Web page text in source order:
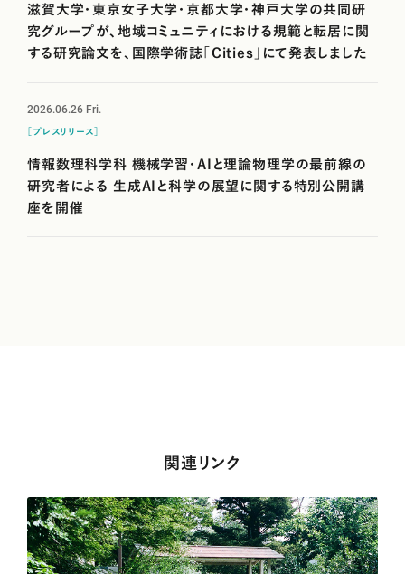
滋賀大学・東京女子大学・京都大学・神戸大学の共同研
究グループが、地域コミュニティにおける規範と転居に関
する研究論文を、国際学術誌「Cities」にて発表しました
2026.06.26 Fri.
［プレスリリース］
情報数理科学科 機械学習・AIと理論物理学の最前線の
研究者による 生成AIと科学の展望に関する特別公開講
座を開催
関連リンク